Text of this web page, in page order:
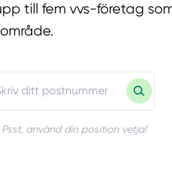
till fem vvs-företag
Psst, använd din position vetja!